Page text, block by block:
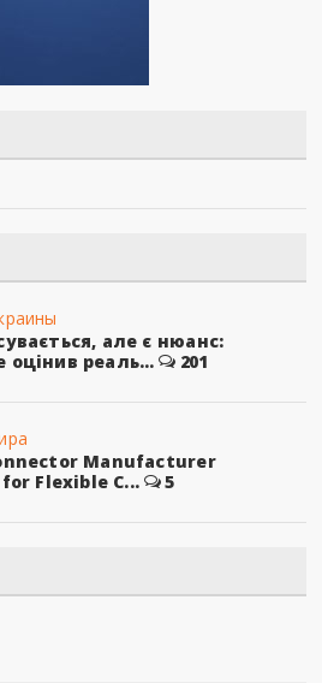
але є нюанс:
оцінив реаль...
201
Manufacturer
Flexible C...
5